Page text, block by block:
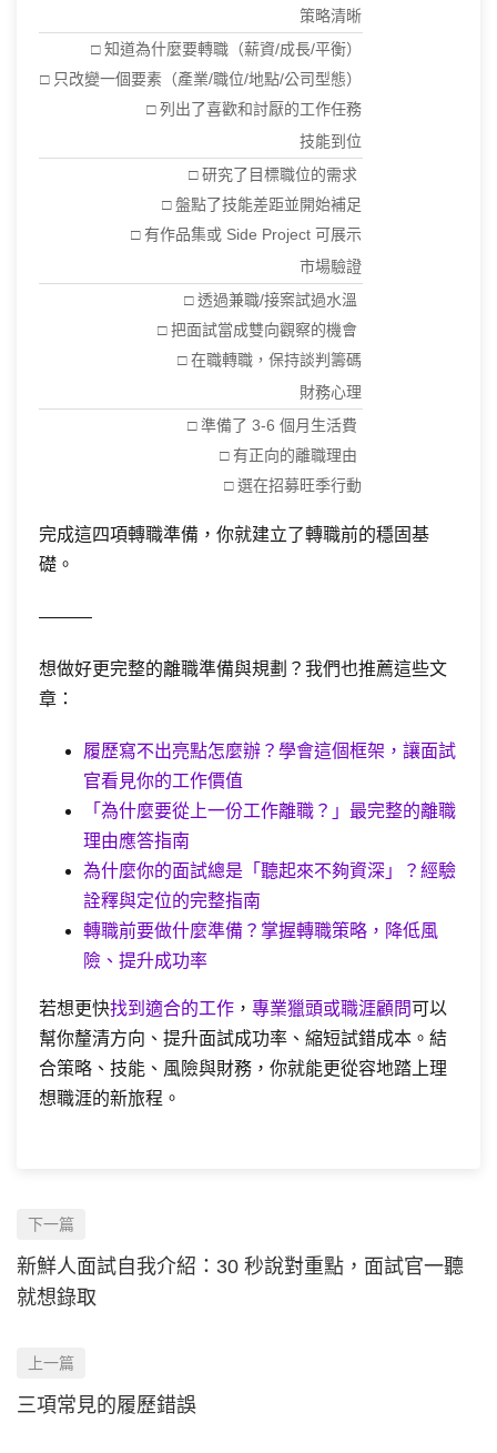
策略清晰
□ 知道為什麼要轉職（薪資/成長/平衡）
□ 只改變一個要素（產業/職位/地點/公司型態）
□ 列出了喜歡和討厭的工作任務
技能到位
□ 研究了目標職位的需求
□ 盤點了技能差距並開始補足
□ 有作品集或 Side Project 可展示
市場驗證
□ 透過兼職/接案試過水溫
□ 把面試當成雙向觀察的機會
□ 在職轉職，保持談判籌碼
財務心理
□ 準備了 3-6 個月生活費
□ 有正向的離職理由
□ 選在招募旺季行動
完成這四項轉職準備，你就建立了轉職前的穩固基
礎。
———
想做好更完整的離職準備與規劃？我們也推薦這些文
章：
履歷寫不出亮點怎麼辦？學會這個框架，讓面試
官看見你的工作價值
「為什麼要從上一份工作離職？」最完整的離職
理由應答指南
為什麼你的面試總是「聽起來不夠資深」？經驗
詮釋與定位的完整指南
轉職前要做什麼準備？掌握轉職策略，降低風
險、提升成功率
若想更快找到適合的工作 ， 專業獵頭或職涯顧問可以
幫你釐清方向、提升面試成功率、縮短試錯成本。結
合策略、技能、風險與財務，你就能更從容地踏上理
想職涯的新旅程。
下一篇
新鮮人面試自我介紹：30 秒說對重點，面試官一聽
就想錄取
上一篇
三項常見的履歷錯誤